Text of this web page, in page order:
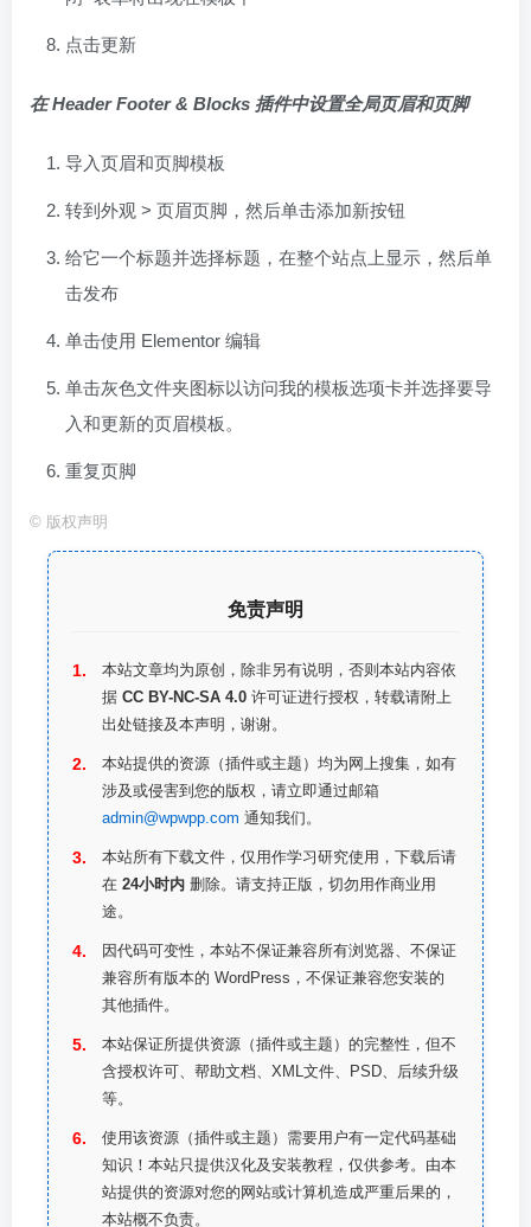
点击更新
在 Header Footer & Blocks 插件中设置全局页眉和页脚
导入页眉和页脚模板
转到外观 > 页眉页脚，然后单击添加新按钮
给它一个标题并选择标题，在整个站点上显示，然后单
击发布
单击使用 Elementor 编辑
单击灰色文件夹图标以访问我的模板选项卡并选择要导
入和更新的页眉模板。
重复页脚
© 版权声明
免责声明
本站文章均为原创，除非另有说明，否则本站内容依
据 CC BY-NC-SA 4.0 许可证进行授权，转载请附上
出处链接及本声明，谢谢。
本站提供的资源（插件或主题）均为网上搜集，如有
涉及或侵害到您的版权，请立即通过邮箱
admin@wpwpp.com 通知我们。
本站所有下载文件，仅用作学习研究使用，下载后请
在 24小时内 删除。请支持正版，切勿用作商业用
途。
因代码可变性，本站不保证兼容所有浏览器、不保证
兼容所有版本的 WordPress，不保证兼容您安装的
其他插件。
本站保证所提供资源（插件或主题）的完整性，但不
含授权许可、帮助文档、XML文件、PSD、后续升级
等。
使用该资源（插件或主题）需要用户有一定代码基础
知识！本站只提供汉化及安装教程，仅供参考。由本
站提供的资源对您的网站或计算机造成严重后果的，
本站概不负责。